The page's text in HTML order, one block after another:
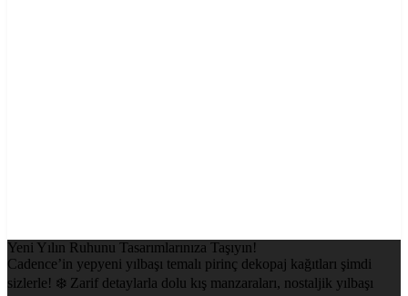
Yeni Yılın Ruhunu Tasarımlarınıza Taşıyın!
Cadence’in yepyeni yılbaşı temalı pirinç dekopaj kağıtları şimdi
sizlerle! ❄️ Zarif detaylarla dolu kış manzaraları, nostaljik yılbaşı